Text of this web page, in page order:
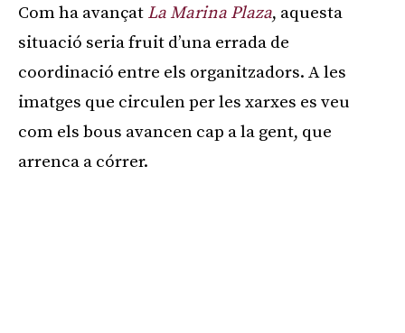
Com ha avançat La Marina Plaza, aquesta
situació seria fruit d’una errada de
coordinació entre els organitzadors. A les
imatges que circulen per les xarxes es veu
com els bous avancen cap a la gent, que
arrenca a córrer.